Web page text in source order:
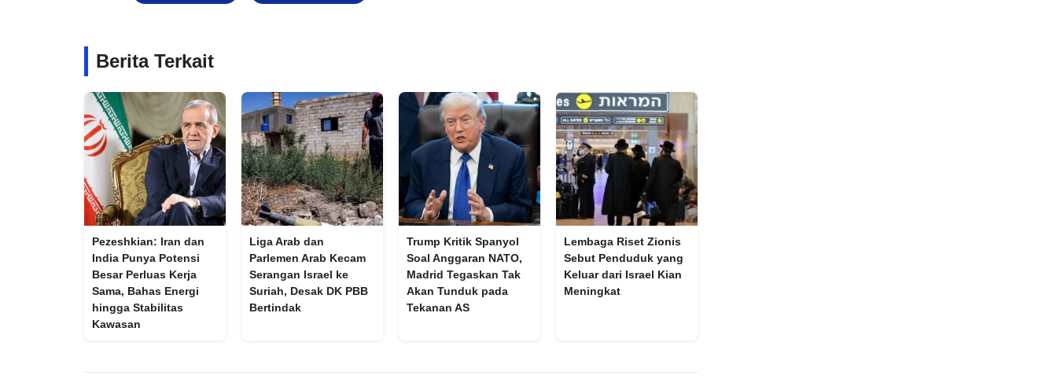
Berita Terkait
Pezeshkian: Iran dan
India Punya Potensi
Besar Perluas Kerja
Sama, Bahas Energi
hingga Stabilitas
Kawasan
Liga Arab dan
Parlemen Arab Kecam
Serangan Israel ke
Suriah, Desak DK PBB
Bertindak
Trump Kritik Spanyol
Soal Anggaran NATO,
Madrid Tegaskan Tak
Akan Tunduk pada
Tekanan AS
Lembaga Riset Zionis
Sebut Penduduk yang
Keluar dari Israel Kian
Meningkat